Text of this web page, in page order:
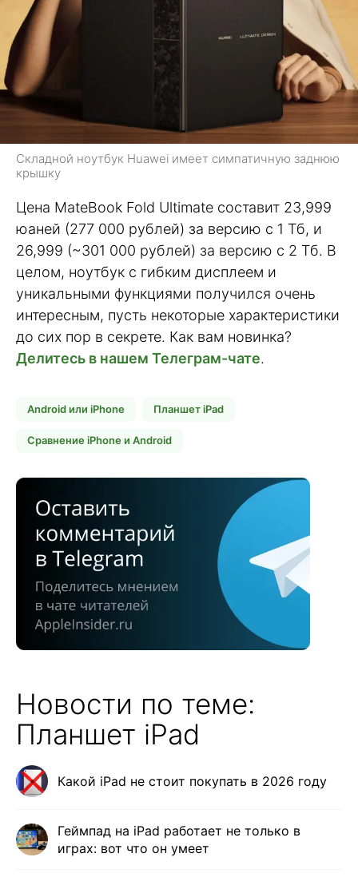
Складной ноутбук Huawei имеет симпатичную заднюю
крышку
Цена MateBook Fold Ultimate составит 23,999
юаней (277 000 рублей) за версию с 1 Тб, и
26,999 (~301 000 рублей) за версию с 2 Тб. В
целом, ноутбук с гибким дисплеем и
уникальными функциями получился очень
интересным, пусть некоторые характеристики
до сих пор в секрете. Как вам новинка?
Делитесь в нашем Телеграм-чате.
Android или iPhone Планшет iPad
Сравнение iPhone и Android
Новости по теме:
Планшет iPad
Какой iPad не стоит покупать в 2026 году
Геймпад на iPad работает не только в
играх: вот что он умеет